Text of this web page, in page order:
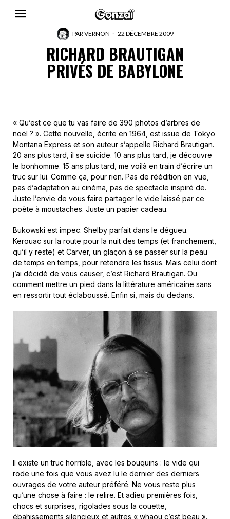
PARVERNON 22 DÉCEMBRE 2009
RICHARD BRAUTIGAN
PRIVÉS DE BABYLONE
« Qu’est ce que tu vas faire de 390 photos d’arbres de
noël ? ». Cette nouvelle, écrite en 1964, est issue de Tokyo
Montana Express et son auteur s’appelle Richard Brautigan.
20 ans plus tard, il se suicide. 10 ans plus tard, je découvre
le bonhomme. 15 ans plus tard, me voilà en train d’écrire un
truc sur lui. Comme ça, pour rien. Pas de réédition en vue,
pas d’adaptation au cinéma, pas de spectacle inspiré de.
Juste l’envie de vous faire partager le vide laissé par ce
poète à moustaches. Juste un papier cadeau.
Bukowski est impec. Shelby parfait dans le dégueu.
Kerouac sur la route pour la nuit des temps (et franchement,
qu’il y reste) et Carver, un glaçon à se passer sur la peau
de temps en temps, pour retendre les tissus. Mais celui dont
j’ai décidé de vous causer, c’est Richard Brautigan. Ou
comment mettre un pied dans la littérature américaine sans
en ressortir tout éclaboussé. Enfin si, mais du dedans.
Il existe un truc horrible, avec les bouquins : le vide qui
rode une fois que vous avez lu le dernier des derniers
ouvrages de votre auteur préféré. Ne vous reste plus
qu’une chose à faire : le relire. Et adieu premières fois,
chocs et surprises, rigolades sous la couette,
ébahissements silencieux et autres « whaou c’est beau ».